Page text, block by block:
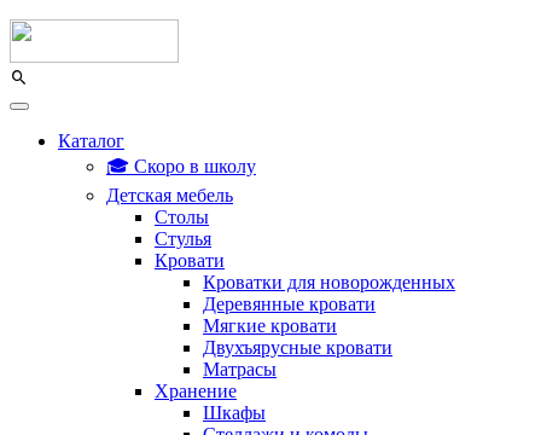
Каталог
🎓 Скоро в школу
Детская мебель
Столы
Стулья
Кровати
Кроватки для новорожденных
Деревянные кровати
Мягкие кровати
Двухъярусные кровати
Матрасы
Хранение
Шкафы